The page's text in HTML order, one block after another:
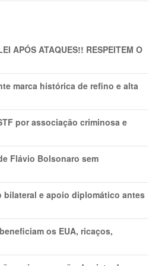
APÓS ATAQUES!! RESPEITEM O
marca histórica de refino e alta
por associação criminosa e
Flávio Bolsonaro sem
bilateral e apoio diplomático antes
os EUA, ricaços,